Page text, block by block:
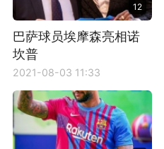
12
巴萨球员埃摩森亮相诺
坎普
2021-08-03 11:33